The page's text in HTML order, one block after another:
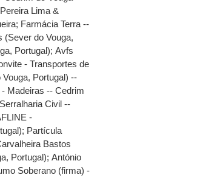
Lima &
; Farmácia Terra --
(Sever do Vouga,
Portugal);Avfs
- Transportes de
Portugal) --
- Madeiras -- Cedrim
Civil --
-
; Partícula
Bastos
Portugal);António
Soberano (firma) -